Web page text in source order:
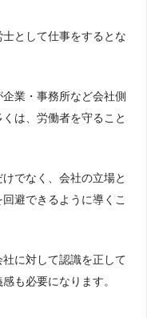
として仕事をするとな
業・事務所など会社側
は、労働者を守ること
でなく、会社の立場と
避できるように導くこ
に対して認識を正して
も必要になります。